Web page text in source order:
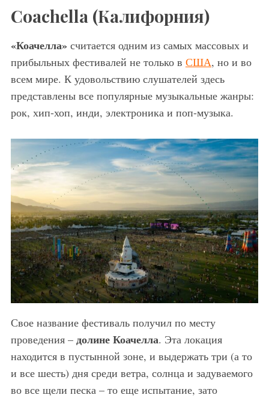
Coachella (Калифорния)
«Коачелла»считается одним из самых массовых и
прибыльных фестивалей не только в США, но и во
всем мире. К удовольствию слушателей здесь
представлены все популярные музыкальные жанры:
рок, хип-хоп, инди, электроника и поп-музыка.
Свое название фестиваль получил по месту
проведения – долине Коачелла. Эта локация
находится в пустынной зоне, и выдержать три (а то
и все шесть) дня среди ветра, солнца и задуваемого
во все щели песка – то еще испытание, зато